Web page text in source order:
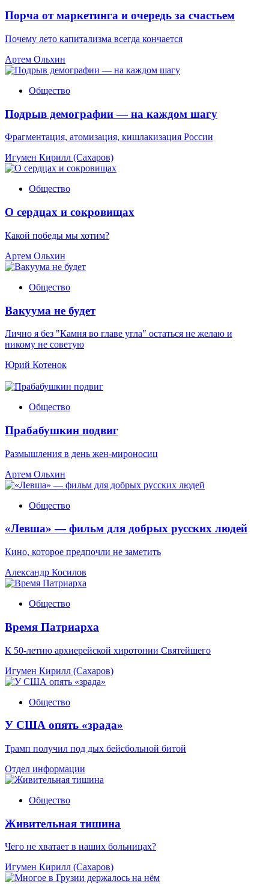
Порча от маркетинга и очередь за счастьем
Почему лето капитализма всегда кончается
Артем Ольхин
Общество
Подрыв демографии — на каждом шагу
Фрагментация, атомизация, кишлакизация России
Игумен Кирилл (Сахаров)
Общество
О сердцах и сокровищах
Какой победы мы хотим?
Артем Ольхин
Общество
Вакуума не будет
Лично я без "Камня во главе угла" остаться не желаю и
никому не советую
Юрий Котенок
Общество
Прабабушкин подвиг
Размышления в день жен-мироносиц
Артем Ольхин
Общество
«Левша» — фильм для добрых русских людей
Кино, которое предпочли не заметить
Александр Косилов
Общество
Время Патриарха
К 50-летию архиерейской хиротонии Святейшего
Игумен Кирилл (Сахаров)
Общество
У США опять «зрада»
Трамп получил под дых бейсбольной битой
Отдел информации
Общество
Живительная тишина
Чего не хватает в наших больницах?
Игумен Кирилл (Сахаров)